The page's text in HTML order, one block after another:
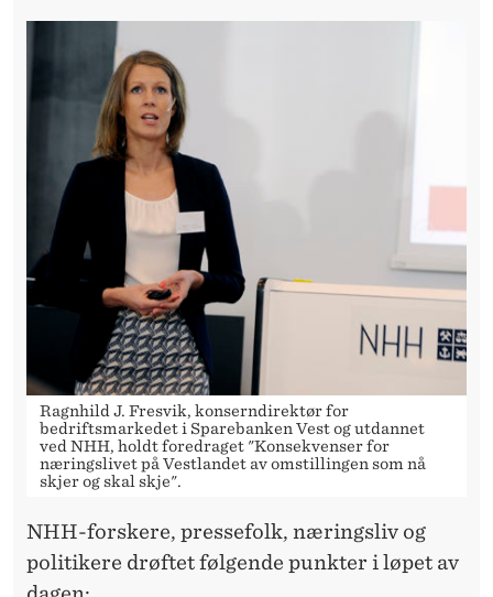
Ragnhild J. Fresvik, konserndirektør for
bedriftsmarkedet i Sparebanken Vest og utdannet
ved NHH, holdt foredraget "Konsekvenser for
næringslivet på Vestlandet av omstillingen som nå
skjer og skal skje".
NHH-forskere, pressefolk, næringsliv og
politikere drøftet følgende punkter i løpet av